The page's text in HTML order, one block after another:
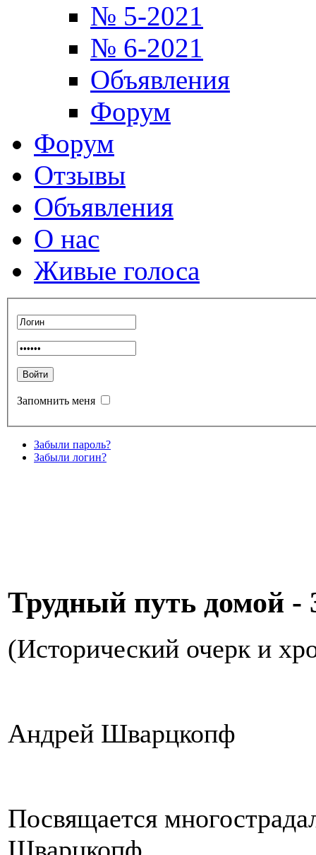
№ 5-2021
№ 6-2021
Объявления
Форум
Форум
Отзывы
Объявления
О нас
Живые голоса
Запомнить меня
Забыли пароль?
Забыли логин?
Трудный путь домой -
(Исторический очерк и
Андрей Шварцкопф
Посвящается